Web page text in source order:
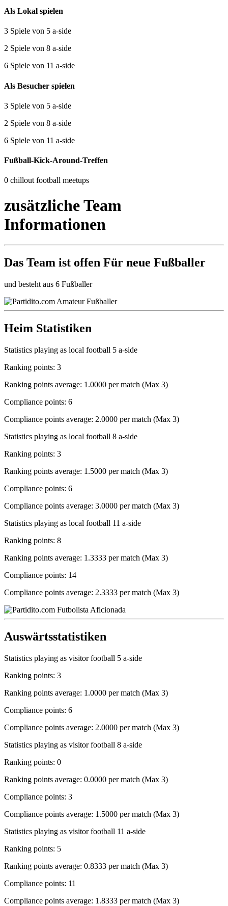
Als Lokal spielen
3 Spiele von 5 a-side
2 Spiele von 8 a-side
6 Spiele von 11 a-side
Als Besucher spielen
3 Spiele von 5 a-side
2 Spiele von 8 a-side
6 Spiele von 11 a-side
Fußball-Kick-Around-Treffen
0 chillout football meetups
zusätzliche Team
Informationen
Das Team ist offen Für neue Fußballer
und besteht aus 6 Fußballer
Heim Statistiken
Statistics playing as local football 5 a-side
Ranking points: 3
Ranking points average: 1.0000 per match (Max 3)
Compliance points: 6
Compliance points average: 2.0000 per match (Max 3)
Statistics playing as local football 8 a-side
Ranking points: 3
Ranking points average: 1.5000 per match (Max 3)
Compliance points: 6
Compliance points average: 3.0000 per match (Max 3)
Statistics playing as local football 11 a-side
Ranking points: 8
Ranking points average: 1.3333 per match (Max 3)
Compliance points: 14
Compliance points average: 2.3333 per match (Max 3)
Auswärtsstatistiken
Statistics playing as visitor football 5 a-side
Ranking points: 3
Ranking points average: 1.0000 per match (Max 3)
Compliance points: 6
Compliance points average: 2.0000 per match (Max 3)
Statistics playing as visitor football 8 a-side
Ranking points: 0
Ranking points average: 0.0000 per match (Max 3)
Compliance points: 3
Compliance points average: 1.5000 per match (Max 3)
Statistics playing as visitor football 11 a-side
Ranking points: 5
Ranking points average: 0.8333 per match (Max 3)
Compliance points: 11
Compliance points average: 1.8333 per match (Max 3)